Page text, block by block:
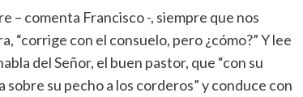
– comenta Francisco -, siempre que nos
“corrige con el consuelo, pero ¿cómo?” Y lee
del Señor, el buen pastor, que “con su
sobre su pecho a los corderos” y conduce con